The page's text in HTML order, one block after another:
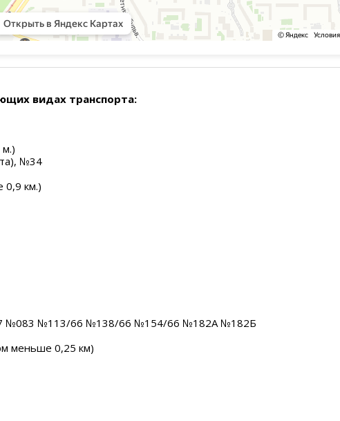
видах транспорта:
№34
0,9 км.)
№113/66 №138/66 №154/66 №182А №182Б
меньше 0,25 км)